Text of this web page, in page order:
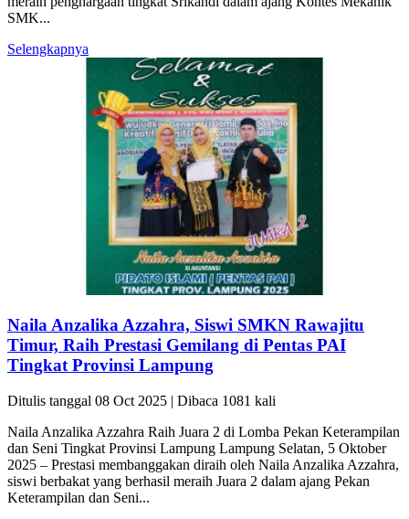
SMK...
Selengkapnya
Naila Anzalika Azzahra, Siswi SMKN Rawajitu
Timur, Raih Prestasi Gemilang di Pentas PAI
Tingkat Provinsi Lampung
Ditulis tanggal 08 Oct 2025 | Dibaca 1081 kali
Naila Anzalika Azzahra Raih Juara 2 di Lomba Pekan Keterampilan
dan Seni Tingkat Provinsi Lampung Lampung Selatan, 5 Oktober
2025 – Prestasi membanggakan diraih oleh Naila Anzalika Azzahra,
siswi berbakat yang berhasil meraih Juara 2 dalam ajang Pekan
Keterampilan dan Seni...